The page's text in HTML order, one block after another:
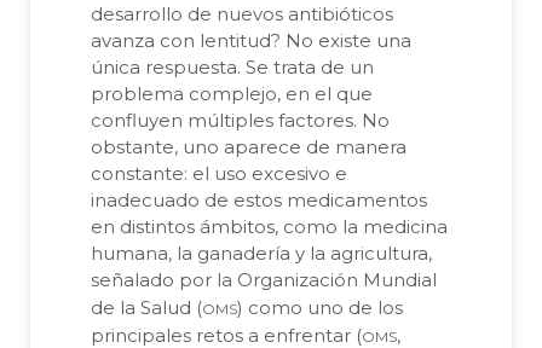
desarrollo de nuevos antibióticos
avanza con lentitud? No existe una
única respuesta. Se trata de un
problema complejo, en el que
confluyen múltiples factores. No
obstante, uno aparece de manera
constante: el uso excesivo e
inadecuado de estos medicamentos
en distintos ámbitos, como la medicina
humana, la ganadería y la agricultura,
señalado por la Organización Mundial
de la Salud (oms) como uno de los
principales retos a enfrentar (oms,